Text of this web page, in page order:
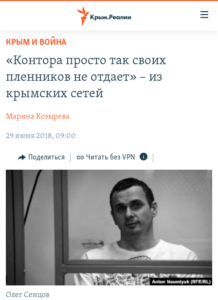
Вернуться
основному
содержанию
главной
навигации
Вернутся
поиску
СПЕЦПРОЕКТЫ
11 ЛЕТ ОККУПАЦИИ КРЫМА. 11 ИСТОРИЙ СОПРОТИВЛЕНИЯ
ЕЩЕ
ИНТЕРАКТИВ
ИНФОГРАФИКА
ТЕЛЕПРОЕКТ КРЫМ.РЕАЛИИ
СОВЕТЫ ПРАВОЗАЩИТНИКОВ
ПРОПАВШИЕ БЕЗ ВЕСТИ
ПОБЕДИТЕЛЕЙ НЕ СУДЯТ?
КРЫМ.НЕПОКОРЕННЫЙ
УКРАИНСКАЯ ПРОБЛЕМА КРЫМА
РАДІО СВОБОДА
КАК ОБОЙТИ БЛОКИРОВКУ
Українською
Qırımtatar
ПРИСОЕДИНЯЙТЕСЬ!
Все сайты RFE/RL
КРЫМ И ВОЙНА
«Контора просто так своих
пленников не отдает» – из
крымских сетей
Марина Козырева
29 июня 2018, 09:00
Поделиться Читать без VPN
Олег Сенцов